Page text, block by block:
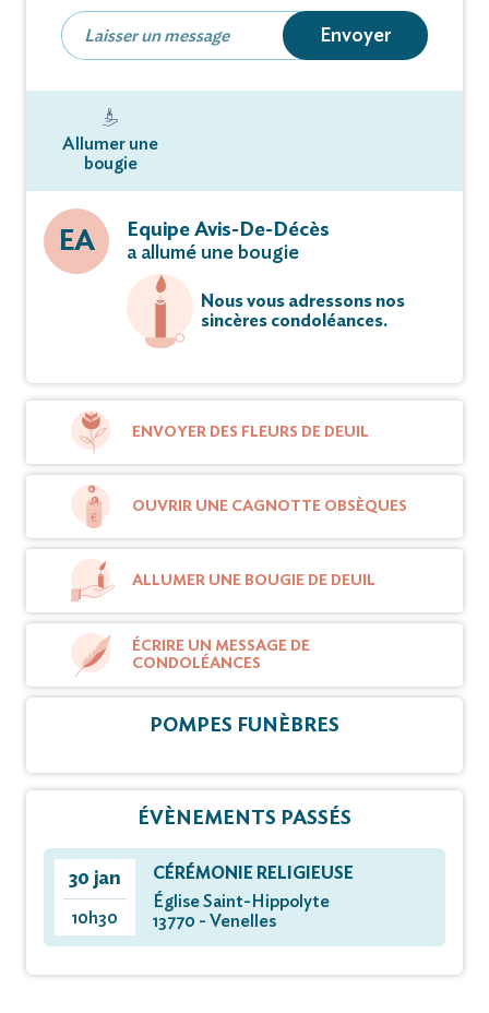
Envoyer
Allumer une
bougie
EA
Equipe Avis-De-Décès
a allumé une bougie
Nous vous adressons nos
sincères condoléances.
ENVOYER DES FLEURS DE DEUIL
OUVRIR UNE CAGNOTTE OBSÈQUES
ALLUMER UNE BOUGIE DE DEUIL
ÉCRIRE UN MESSAGE DE
CONDOLÉANCES
POMPES FUNÈBRES
ÉVÈNEMENTS PASSÉS
30 jan
10h30
CÉRÉMONIE RELIGIEUSE
Église Saint-Hippolyte
13770 - Venelles